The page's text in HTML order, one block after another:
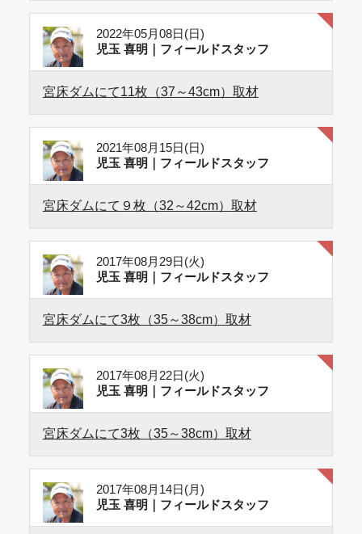
2022年05月08日(日)
児玉 喜明｜フィールドスタッフ
宮床ダムにて11枚（37～43cm）取材
2021年08月15日(日)
児玉 喜明｜フィールドスタッフ
宮床ダムにて９枚（32～42cm）取材
2017年08月29日(火)
児玉 喜明｜フィールドスタッフ
宮床ダムにて3枚（35～38cm）取材
2017年08月22日(火)
児玉 喜明｜フィールドスタッフ
宮床ダムにて3枚（35～38cm）取材
2017年08月14日(月)
児玉 喜明｜フィールドスタッフ